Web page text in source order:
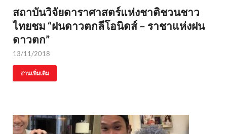
สถาบันวิจัยดาราศาสตร์แห่งชาติชวนชาว
ไทยชม “ฝนดาวตกลีโอนิดส์ – ราชาแห่งฝน
ดาวตก”
13/11/2018
อ่านเพิ่มเติม